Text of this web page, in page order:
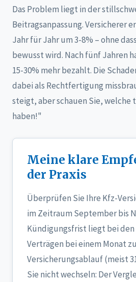
Das Problem liegt in der
Beitragsanpassung. Versicherer
Jahr für Jahr um 3-8% – ohne
bewusst wird. Nach fünf Jahren
15-30% mehr bezahlt. Die
dabei als Rechtfertigung
steigt, aber schauen Sie, welche
haben!"
Meine klare
der Praxis
Überprüfen Sie Ihre Kfz-
im Zeitraum September bis
Kündigungsfrist liegt bei
Verträgen bei einem Monat
Versicherungsablauf (meist
Sie nicht wechseln: Der